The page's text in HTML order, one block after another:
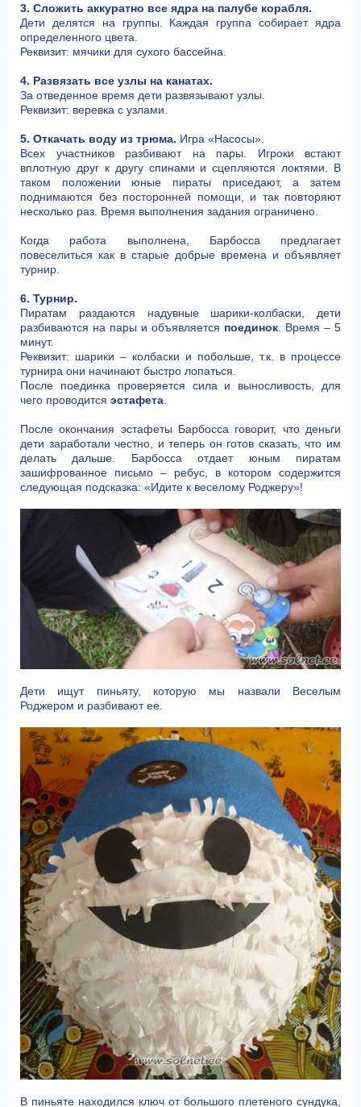
3. Сложить аккуратно все ядра на палубе корабля.
Дети делятся на группы. Каждая группа собирает ядра
определенного цвета.
Реквизит: мячики для сухого бассейна.
4. Развязать все узлы на канатах.
За отведенное время дети развязывают узлы.
Реквизит: веревка с узлами.
5. Откачать воду из трюма. Игра «Насосы».
Всех участников разбивают на пары. Игроки встают
вплотную друг к другу спинами и сцепляются локтями. В
таком положении юные пираты приседают, а затем
поднимаются без посторонней помощи, и так повторяют
несколько раз. Время выполнения задания ограничено.
Когда работа выполнена, Барбосса предлагает
повеселиться как в старые добрые времена и объявляет
турнир.
6. Турнир.
Пиратам раздаются надувные шарики-колбаски, дети
разбиваются на пары и объявляется поединок . Время – 5
минут.
Реквизит: шарики – колбаски и побольше, т.к. в процессе
турнира они начинают быстро лопаться.
После поединка проверяется сила и выносливость, для
чего проводится эстафета
После окончания эстафеты Барбосса говорит, что деньги
дети заработали честно, и теперь он готов сказать, что им
делать дальше. Барбосса отдает юным пиратам
зашифрованное письмо – ребус, в котором содержится
следующая подсказка: «Идите к веселому Роджеру»!
Дети ищут пиньяту, которую мы назвали Веселым
Роджером и разбивают ее.
В пиньяте находился ключ от большого плетеного сундука,